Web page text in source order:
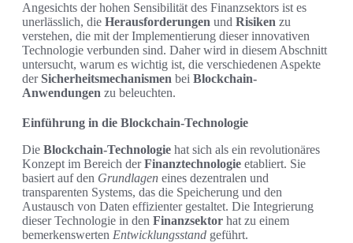
Angesichts der hohen Sensibilität des Finanzsektors ist es
unerlässlich, die Herausforderungen und Risiken zu
verstehen, die mit der Implementierung dieser innovativen
Technologie verbunden sind. Daher wird in diesem Abschnitt
untersucht, warum es wichtig ist, die verschiedenen Aspekte
derSicherheitsmechanismen bei Blockchain-
Anwendungen zu beleuchten.
Einführung in die Blockchain-Technologie
Die Blockchain-Technologie hat sich als ein revolutionäres
Konzept im Bereich derFinanztechnologie etabliert. Sie
basiert auf den Grundlagen eines dezentralen und
transparenten Systems, das die Speicherung und den
Austausch von Daten effizienter gestaltet. Die Integrierung
dieser Technologie in den Finanzsektor hat zu einem
bemerkenswerten Entwicklungsstand geführt.